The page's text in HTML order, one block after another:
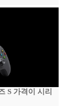
S 가격이 시리